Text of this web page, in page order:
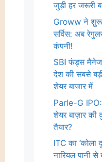
जुड़ी हर जरूरी
Groww ने शुरू
सर्विस: अब
कंपनी!
SBI फंड्स
देश की सबसे
शेयर बाजार में
Parle-G IPO:
शेयर बाज़ार
तैयार?
ITC का ‘कोला
नारियल पानी